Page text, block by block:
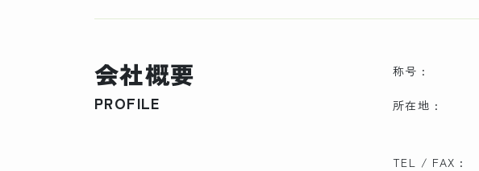
会社概要
PROFILE
称号 :
所在地 :
TEL / FAX :